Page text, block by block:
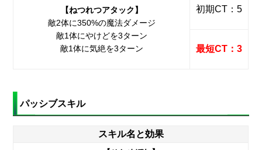
【ねつれつアタック】
敵2体に350%の魔法ダメージ
敵1体にやけどを3ターン
敵1体に気絶を3ターン
初期CT：5
最短CT：3
パッシブスキル
スキル名と効果